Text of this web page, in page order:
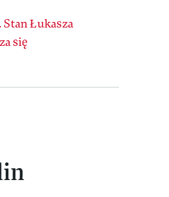
Stan Łukasza
się